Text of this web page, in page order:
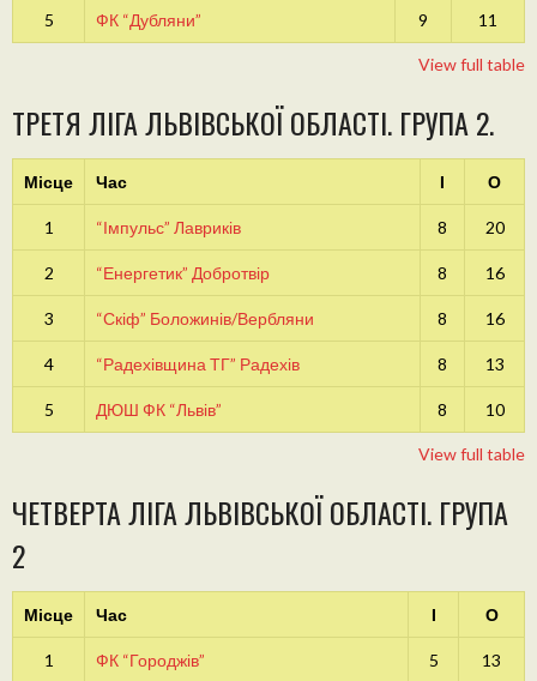
5 ФК “Дубляни” 9 11
View full table
ТРЕТЯ ЛІГА ЛЬВІВСЬКОЇ ОБЛАСТІ. ГРУПА 2.
Місце Час І О
1 “Імпульс” Лавриків 8 20
2 “Енергетик” Добротвір 8 16
3 “Скіф” Боложинів/Вербляни 8 16
4 “Радехівщина ТГ” Радехів 8 13
5 ДЮШ ФК “Львів” 8 10
View full table
ЧЕТВЕРТА ЛІГА ЛЬВІВСЬКОЇ ОБЛАСТІ. ГРУПА
2
Місце Час І О
1 ФК “Городжів” 5 13